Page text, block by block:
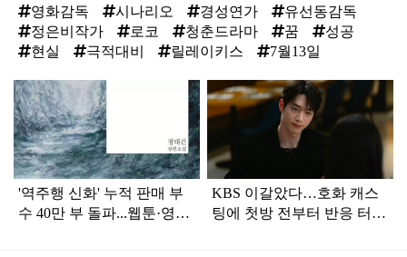
영화감독
시나리오 경성연가
유선동감독
정은비작가
로코 청춘드라마 꿈
성공
현실
극적대비 릴레이키스 7월13일
탑
라
인
'역주행 신화' 누적 판매 부
수 40만 부 돌파...웹툰·영상
KBS 이갈았다…호화 캐스
팅에 첫방 전부터 반응 터진